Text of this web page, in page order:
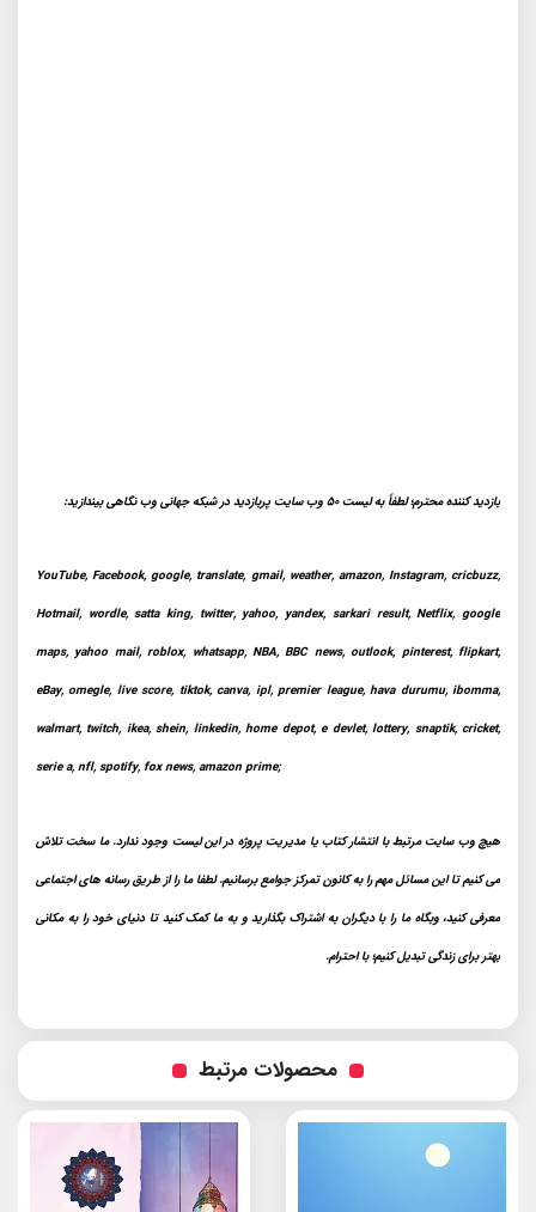
بازدید کننده محترم؛ لطفاً به لیست 50 وب سایت پربازدید در شبکه جهانی وب نگاهی بیندازید:
YouTube, Facebook, google, translate, gmail, weather, amazon, Instagram, cricbuzz,
Hotmail, wordle, satta king, twitter, yahoo, yandex, sarkari result, Netflix, google
maps, yahoo mail, roblox, whatsapp, NBA, BBC news, outlook, pinterest, flipkart,
eBay, omegle, live score, tiktok, canva, ipl, premier league, hava durumu, ibomma,
walmart, twitch, ikea, shein, linkedin, home depot, e devlet, lottery, snaptik, cricket,
serie a, nfl, spotify, fox news, amazon prime;
هیچ وب سایت مرتبط با انتشار کتاب یا مدیریت پروژه در این لیست وجود ندارد. ما سخت تلاش
می کنیم تا این مسائل مهم را به کانون تمرکز جوامع برسانیم. لطفا ما را از طریق رسانه های اجتماعی
معرفی کنید، وبگاه ما را با دیگران به اشتراک بگذارید و به ما کمک کنید تا دنیای خود را به مکانی
بهتر برای زندگی تبدیل کنیم؛ با احترام.
محصولات مرتبط